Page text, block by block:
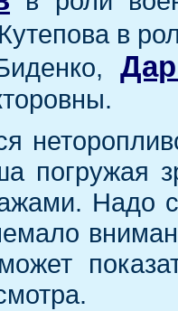
в
погружая
Надо